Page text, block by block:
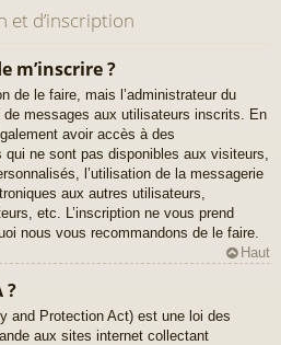
et d’inscription
m’inscrire ?
de le faire, mais l’administrateur du
messages aux utilisateurs inscrits. En
avoir accès à des
ne sont pas disponibles aux visiteurs,
l’utilisation de la messagerie
aux autres utilisateurs,
etc. L’inscription ne vous prend
nous vous recommandons de le faire.
Haut
?
and Protection Act) est une loi des
aux sites internet collectant